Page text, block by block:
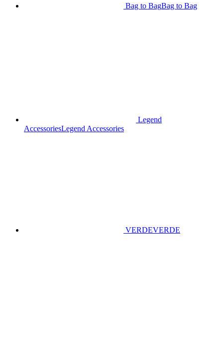
Bag to BagBag to Bag
Legend
AccessoriesLegend Accessories
VERDEVERDE